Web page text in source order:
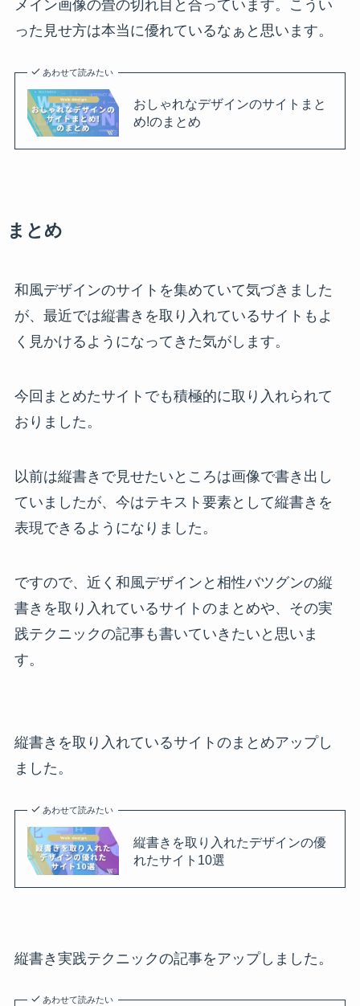
メイン画像の畳の切れ目と合っています。こうい
った見せ方は本当に優れているなぁと思います。
あわせて読みたい
おしゃれなデザインのサイトまと
め!のまとめ
まとめ
和風デザインのサイトを集めていて気づきました
が、最近では縦書きを取り入れているサイトもよ
く見かけるようになってきた気がします。
今回まとめたサイトでも積極的に取り入れられて
おりました。
以前は縦書きで見せたいところは画像で書き出し
ていましたが、今はテキスト要素として縦書きを
表現できるようになりました。
ですので、近く和風デザインと相性バツグンの縦
書きを取り入れているサイトのまとめや、その実
践テクニックの記事も書いていきたいと思いま
す。
縦書きを取り入れているサイトのまとめアップし
ました。
あわせて読みたい
縦書きを取り入れたデザインの優
れたサイト10選
縦書き実践テクニックの記事をアップしました。
あわせて読みたい